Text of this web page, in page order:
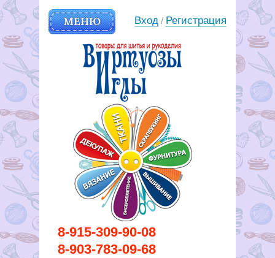
8-915-309-90-08
8-903-783-09-68
МЕНЮ
Вирутозы иглы. Товары для
шитья и рукоделья
Вход / Регистрация